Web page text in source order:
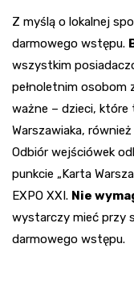
Z myślą o lokalnej
darmowego wstępu.
wszystkim
pełnoletnim osobom
ważne – dzieci, które
Warszawiaka,
Odbiór wejściówek
punkcie „Karta
EXPO XXI. Nie
wystarczy mieć przy
darmowego wstępu.